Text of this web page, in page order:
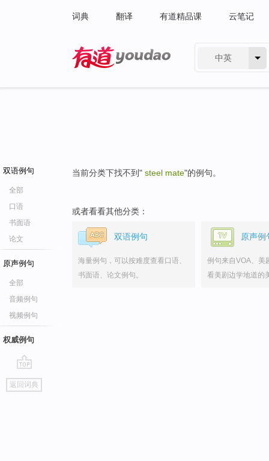
词典 翻译 有道精品课 云笔记
中英
双语例句
全部
口语
书面语
论文
原声例句
全部
音频例句
视频例句
权威例句
go
top
返回词典
当前分类下找不到" steel mate"的例句。
或者看看其他分类：
双语例句
海量例句，可以按难度查看口语、
书面语、论文例句。
原声例
例句来自VOA、美
看美剧边学地道的